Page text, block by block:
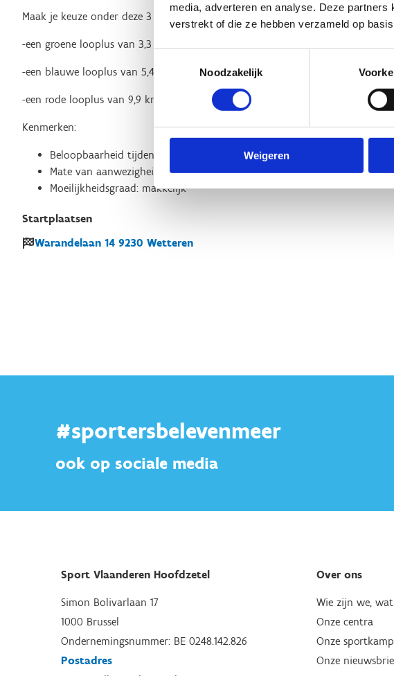
media, adverteren en analyse. Deze
verstrekt of die ze hebben verzameld op
Noodzakelijk
Weigeren
Maak je keuze onder deze 3 looplussen/afstanden:
-een groene looplus van 3,3 km
-een blauwe looplus van 5,4 km
-een rode looplus van 9,9 km
Kenmerken:
Beloopbaarheid tijdens nattere perioden : goed beloopbaar
Mate van aanwezigheid verlichting: gedeeltelijk
Moeilijkheidsgraad: makkelijk
Startplaatsen
Warandelaan 14 9230 Wetteren
#sportersbelevenmeer
ook op sociale media
Sport Vlaanderen Hoofdzetel
Simon Bolivarlaan 17
1000 Brussel
Ondernemingsnummer: BE 0248.142.826
Postadres
Over ons
Wie zijn we,
Onze centra
Onze
Onze